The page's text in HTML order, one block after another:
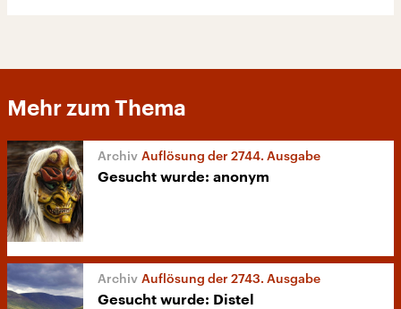
Mehr zum Thema
Auflösung der 2744. Ausgabe
Gesucht wurde: anonym
Auflösung der 2743. Ausgabe
Gesucht wurde: Distel